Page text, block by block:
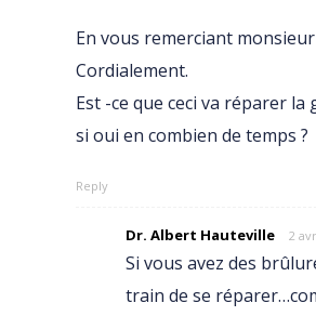
En vous remerciant
Cordialement.
Est -ce que ceci va réparer la
si oui en combien de temps ?
Reply
Dr. Albert Hauteville 2
Si vous avez des
train de se